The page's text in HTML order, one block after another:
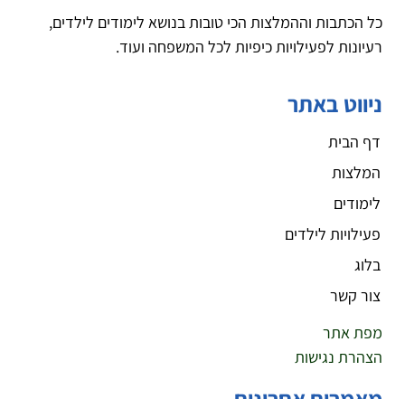
כל הכתבות וההמלצות הכי טובות בנושא לימודים לילדים,
רעיונות לפעילויות כיפיות לכל המשפחה ועוד.
ניווט באתר
דף הבית
המלצות
לימודים
פעילויות לילדים
בלוג
צור קשר
מפת אתר
הצהרת נגישות